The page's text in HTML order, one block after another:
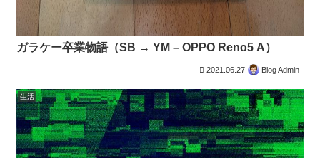
ガラケー卒業物語（SB → YM – OPPO Reno5 A）
2021.06.27 Blog Admin
生活